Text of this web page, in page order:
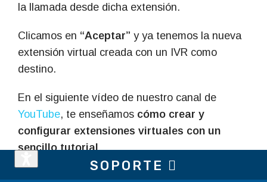
la llamada desde dicha extensión.
Clicamos en “Aceptar” y ya tenemos la nueva
extensión virtual creada con un IVR como
destino.
En el siguiente vídeo de nuestro canal de
YouTube, te enseñamos cómo crear y
configurar extensiones virtuales con un
sencillo tutorial.
Ejemplos de uso
SOPORTE